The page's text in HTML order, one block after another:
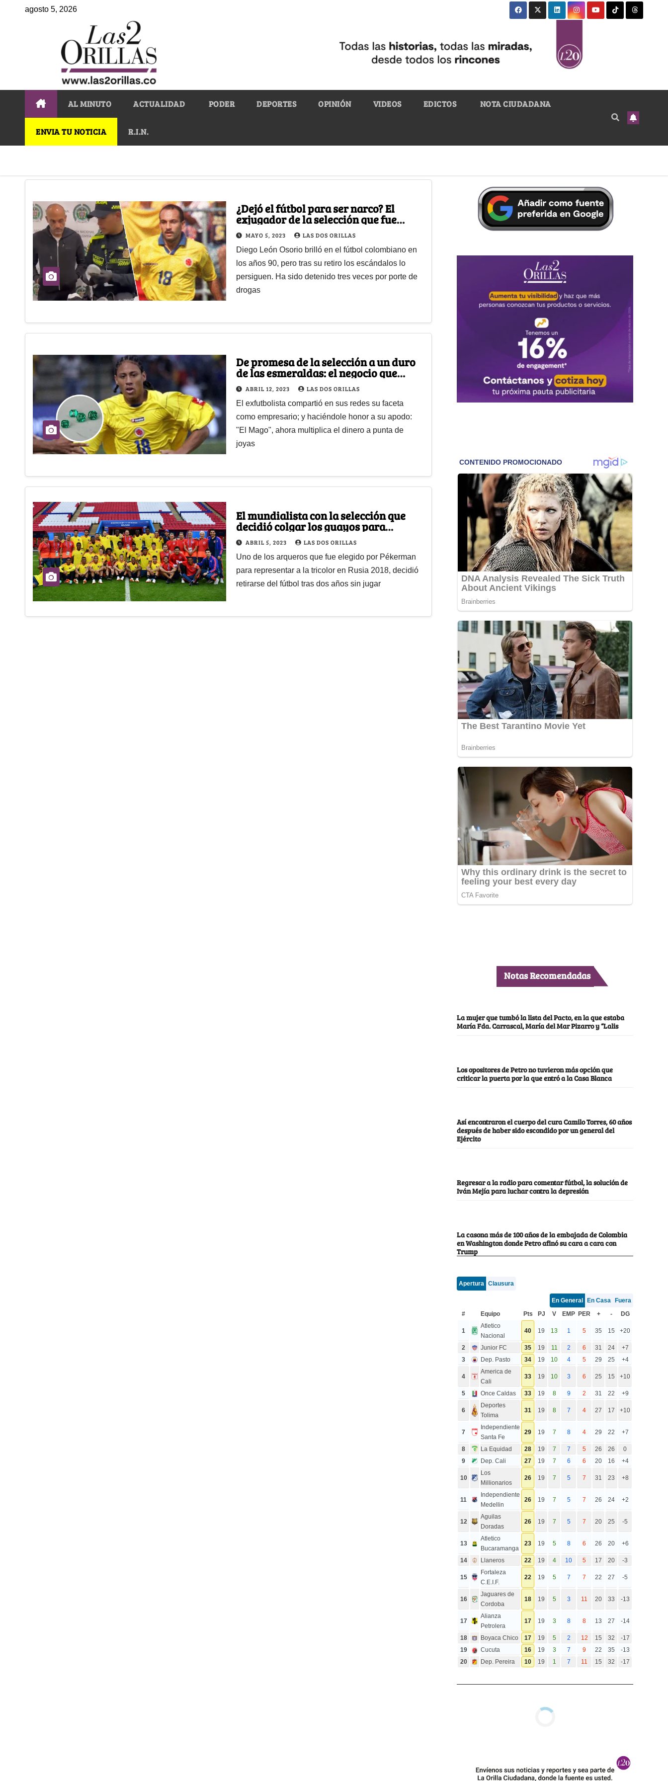
agosto 5, 2026
AL MINUTO ACTUALIDAD PODER DEPORTES OPINIÓN VIDEOS EDICTOS NOTA CIUDADANA
ENVIA TU NOTICIA R.I.N.
¿Dejó el fútbol para ser narco? El
exjugador de la selección que fue
detenido por cargar cocaína
MAYO 5, 2023 LAS DOS ORILLAS
Diego León Osorio brilló en el fútbol colombiano en
los años 90, pero tras su retiro los escándalos lo
persiguen. Ha sido detenido tres veces por porte de
drogas
De promesa de la selección a un duro
de las esmeraldas: el negocio que
llenará de plata a Juan Pablo Pino
ABRIL 12, 2023 LAS DOS ORILLAS
El exfutbolista compartió en sus redes su faceta
como empresario; y haciéndole honor a su apodo:
"El Mago", ahora multiplica el dinero a punta de
joyas
El mundialista con la selección que
decidió colgar los guayos para
dedicarse a la construcción
ABRIL 5, 2023 LAS DOS ORILLAS
Uno de los arqueros que fue elegido por Pékerman
para representar a la tricolor en Rusia 2018, decidió
retirarse del fútbol tras dos años sin jugar
Notas Recomendadas
La mujer que tumbó la lista del Pacto, en la que estaba
María Fda. Carrascal, María del Mar Pizarro y “Lalis
Los opositores de Petro no tuvieron más opción que
criticar la puerta por la que entró a la Casa Blanca
Así encontraron el cuerpo del cura Camilo Torres, 60 años
después de haber sido escondido por un general del
Ejército
Regresar a la radio para comentar fútbol, la solución de
Iván Mejía para luchar contra la depresión
La casona más de 100 años de la embajada de Colombia
en Washington donde Petro afinó su cara a cara con
Trump
Apertura Clausura
En General En Casa
Fuera
#
Equipo Pts PJ V EMP PER + - DG
1
Atletico
Nacional
40 19 13 1 5 35 15 +20
2 Junior FC 35 19 11 2 6 31 24
+7
3
Dep. Pasto 34 19 10 4 5 29 25 +4
4
America de
Cali
33 19 10 3 6 25 15 +10
5 Once Caldas 33 19 8 9 2 31 22 +9
6
Deportes
Tolima
31 19 8 7 4 27 17 +10
7
Independiente
Santa Fe
29 19 7 8 4 29 22 +7
8 La Equidad 28 19 7 7 5 26 26
0
9
Dep. Cali 27 19 7 6 6 20 16 +4
10
Los
Millionarios
26 19 7 5 7 31 23 +8
11
Independiente
Medellin
26 19 7 5 7 26 24 +2
12
Aguilas
Doradas
26 19 7 5 7 20 25 -5
13
Atletico
Bucaramanga
23 19 5 8 6 26 20 +6
14 Llaneros 22 19 4 10 5 17 20 -3
15
Fortaleza
C.E.I.F.
22 19 5 7 7 22 27 -5
16
Jaguares de
Cordoba
18 19 5 3 11 20 33 -13
17
Alianza
Petrolera
17 19 3 8 8 13 27 -14
18 Boyaca Chico 17 19 5 2 12 15 32
-17
19
Cucuta 16 19 3 7 9 22 35
-13
20
Dep. Pereira 10 19 1 7 11 15 32 -17